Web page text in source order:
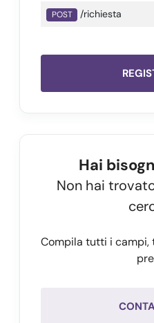
POST /richiesta
Hai
Non hai
Compila tutti i